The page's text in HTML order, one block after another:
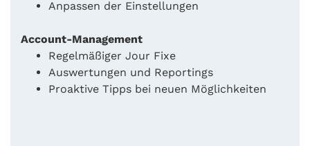
Anpassen der Einstellungen
Account-Management
Regelmäßiger Jour Fixe
Auswertungen und Reportings
Proaktive Tipps bei neuen Möglichkeiten